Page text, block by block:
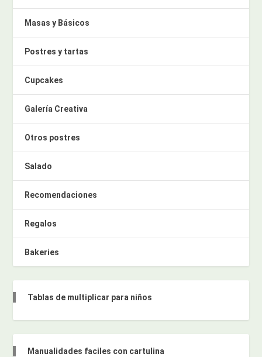
Masas y Básicos
Postres y tartas
Cupcakes
Galería Creativa
Otros postres
Salado
Recomendaciones
Regalos
Bakeries
Tablas de multiplicar para niños
Manualidades faciles con cartulina